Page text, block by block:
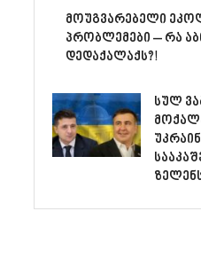
მოუგვარებელი
პრობლემები – რა
დედაქალაქს?!
სულ